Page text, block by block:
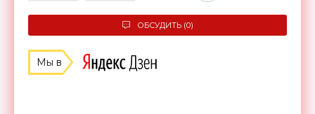
ОБСУДИТЬ (0)
Мы в